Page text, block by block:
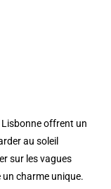
Lisbonne offrent un
au soleil
sur les vagues
un charme unique.